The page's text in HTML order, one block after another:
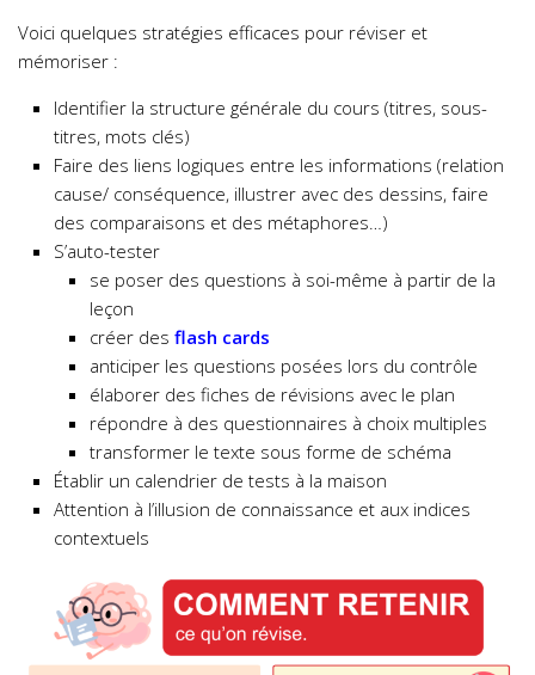
Voici quelques stratégies efficaces pour réviser et
mémoriser :
Identifier la structure générale du cours (titres, sous-
titres, mots clés)
Faire des liens logiques entre les informations (relation
cause/ conséquence, illustrer avec des dessins, faire
des comparaisons et des métaphores…)
S’auto-tester
se poser des questions à soi-même à partir de la
leçon
créer des flash cards
anticiper les questions posées lors du contrôle
élaborer des fiches de révisions avec le plan
répondre à des questionnaires à choix multiples
transformer le texte sous forme de schéma
Établir un calendrier de tests à la maison
Attention à l’illusion de connaissance et aux indices
contextuels